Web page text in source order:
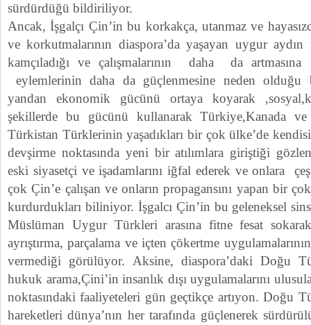
sürdürdüğü bildiriliyor.
Ancak, İşgalçı Çin’in bu korkakça, utanmaz ve
ve korkutmalarının diaspora’da yaşayan uygur
kamçıladığı ve çalışmalarının daha da
eylemlerinin daha da güçlenmesine neden
yandan ekonomik gücünü ortaya koyarak
şekillerde bu gücünü kullanarak Türkiye,Kanada
Türkistan Türklerinin yaşadıkları bir çok ülke’de
devşirme noktasında yeni bir atılımlara giriştiği
eski siyasetçi ve işadamlarını iğfal ederek ve onlara
çok Çin’e çalışan ve onların propagansını yapan bir
kurdurdukları biliniyor. İşgalcı Çin’in bu geleneksel
Müslüman Uygur Türkleri arasına fitne fesat
ayrıştırma, parçalama ve içten çökertme
vermediği görülüyor. Aksine, diaspora’daki Doğu
hukuk arama,Çini’in insanlık dışı uygulamalarını
noktasındaki faaliyeteleri gün geçtikçe artıyon. Doğu
hareketleri dünya’nın her tarafında güçlenerek